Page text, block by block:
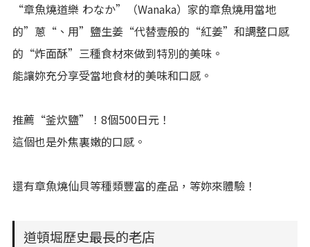
“章魚燒道樂 わなか”（Wanaka）家的章魚燒用當地
的”蔥“、用”鹽生姜“代替壹般的“紅姜”和調整口感
的“炸面酥”三種食材來做到特別的美味。
能讓妳充分享受當地食材的美味和口感。
推薦“釜炊鹽”！8個500日元！
這個也是外焦裏嫩的口感。
還有章魚燒仙貝等種類豐富的產品，等妳來體驗！
道頓堀歷史最長的老店